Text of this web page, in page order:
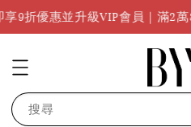
升級VIP會員｜滿2萬88折晉升
搜尋